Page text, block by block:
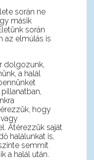
során ne
másik
során
az elmúlás is
dolgozunk,
a halál
hogy
Átérezzük saját
halálunkat is,
semmit
a halál után.